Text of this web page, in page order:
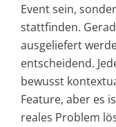
Event sein,
stattfinden.
ausgeliefert
entscheidend.
bewusst
Feature, aber es
reales Problem